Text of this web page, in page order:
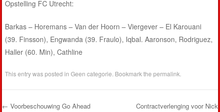
Opstelling FC Utrecht:
Barkas – Horemans – Van der Hoorn – Viergever – El Karouani
(39. Finsson), Engwanda (39. Fraulo), Iqbal. Aaronson, Rodriguez,
Haller (60. Min), Cathline
This entry was posted inGeen categorie . Bookmark thepermalink
← Voorbeschouwing Go Ahead
Contractverlenging voor Nick